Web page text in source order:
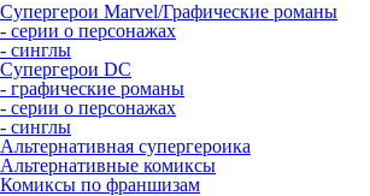
Супергерои Marvel/Графические романы
- серии о персонажах
- синглы
Супергерои DC
- графические романы
- серии о персонажах
- синглы
Альтернативная супергероика
Альтернативные комиксы
Комиксы по франшизам